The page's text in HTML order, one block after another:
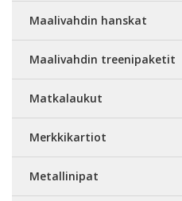
Maalivahdin hanskat
Maalivahdin treenipaketit
Matkalaukut
Merkkikartiot
Metallinipat